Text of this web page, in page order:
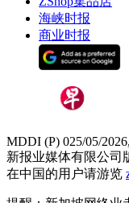
海峡时报
商业时报
MDDI (P) 025/05/
新报业媒体有限公司
在中国的用户请游览